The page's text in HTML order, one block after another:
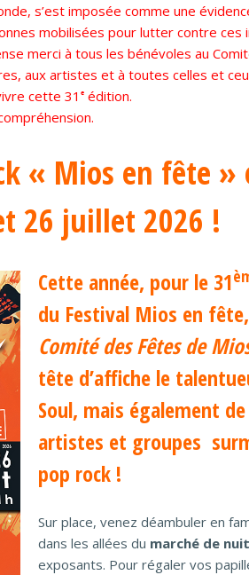
s’est imposée comme une
mobilisées pour lutter contre ces
merci à tous les bénévoles au
aux artistes et à toutes celles et
cette 31ᵉ édition.
« Mios en fête »
26 juillet 2026 !
Cette année, pour le 31
du Festival Mios en fête
Comité des Fêtes de
tête d’affiche le
Soul, mais également
artistes et groupes
pop rock !
Sur place, venez déambuler en
dans les allées du marché de
exposants. Pour régaler vos